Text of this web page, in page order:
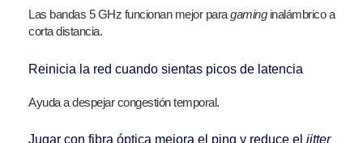
Las bandas 5 GHz funcionan mejor paragaminginalámbrico a
corta distancia.
Reinicia la red cuando sientas picos de latencia
Ayuda a despejar congestión temporal.
Jugar con fibra óptica mejora el ping y reduce el jitter